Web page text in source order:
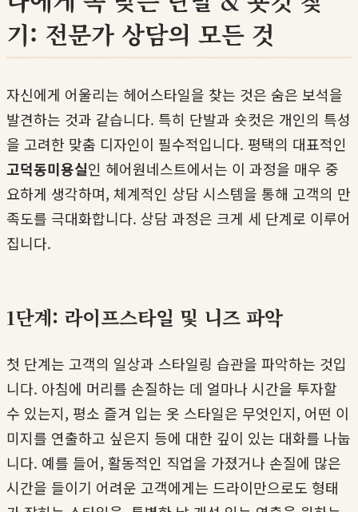
기: 전문가 상담의 모든 것
자신에게 어울리는 헤어스타일을 찾는 것은 숨은 보석을
발견하는 것과 같습니다. 특히 단발과 숏컷은 개인의 특성
을 고려한 맞춤 디자인이 필수적입니다. 평택의 대표적인
고덕동미용실인 헤어원네스트에서는 이 과정을 매우 중
요하게 생각하며, 체계적인 상담 시스템을 통해 고객의 만
족도를 극대화합니다. 상담 과정은 크게 세 단계로 이루어
집니다.
1단계: 라이프스타일 및 니즈 파악
첫 단계는 고객의 일상과 스타일링 습관을 파악하는 것입
니다. 아침에 머리를 손질하는 데 얼마나 시간을 투자할
수 있는지, 평소 즐겨 입는 옷 스타일은 무엇인지, 어떤 이
미지를 연출하고 싶은지 등에 대한 깊이 있는 대화를 나눕
니다. 예를 들어, 활동적인 직업을 가졌거나 손질에 많은
시간을 들이기 어려운 고객에게는 드라이만으로도 형태